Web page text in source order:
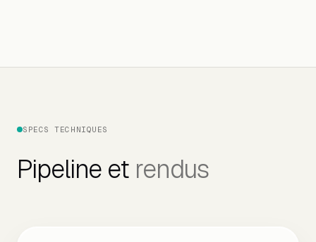
SPECS TECHNIQUES
Pipeline et rendus